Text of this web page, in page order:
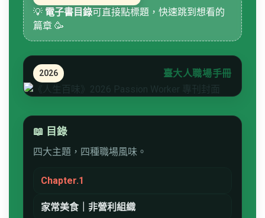
💡 電子書目錄可直接點標題，快速跳到想看的
篇章 🥳
2026 臺大人職場手冊
📖 目錄
四大主題，四種職場風味。
Chapter.1
家常美食｜非營利組織